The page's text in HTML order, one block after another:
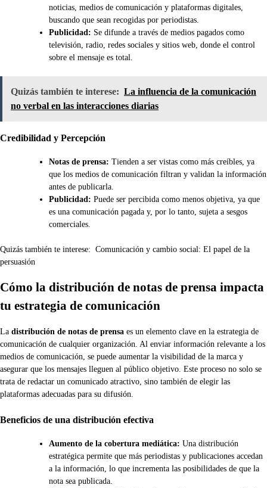
noticias, medios de comunicación y plataformas digitales,
buscando que sean recogidas por periodistas.
Publicidad: Se difunde a través de medios pagados como
televisión, radio, redes sociales y sitios web, donde el control
sobre el mensaje es total.
Quizás también te interese: La influencia de la comunicación
no verbal en las interacciones diarias
Credibilidad y Percepción
Notas de prensa: Tienden a ser vistas como más creíbles, ya
que los medios de comunicación filtran y validan la información
antes de publicarla.
Publicidad: Puede ser percibida como menos objetiva, ya que
es una comunicación pagada y, por lo tanto, sujeta a sesgos
comerciales.
Quizás también te interese: Comunicación y cambio social: El papel de la
persuasión
Cómo la distribución de notas de prensa impacta
tu estrategia de comunicación
La distribución de notas de prensa es un elemento clave en la estrategia de
comunicación de cualquier organización. Al enviar información relevante a los
medios de comunicación, se puede aumentar la visibilidad de la marca y
asegurar que los mensajes lleguen al público objetivo. Este proceso no solo se
trata de redactar un comunicado atractivo, sino también de elegir las
plataformas adecuadas para su difusión.
Beneficios de una distribución efectiva
Aumento de la cobertura mediática: Una distribución
estratégica permite que más periodistas y publicaciones accedan
a la información, lo que incrementa las posibilidades de que la
nota sea publicada.